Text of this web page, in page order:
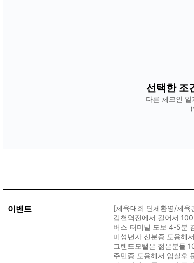
선택한 조
다른 체크인
이벤트
[체육대회 단체환영/체
김천역전에서 걸어서
버스 터미널 도보 4-5분
미성년자 신분증 도용해
그랜드모탤은 젊은분들
주민증 도용해서 입실후